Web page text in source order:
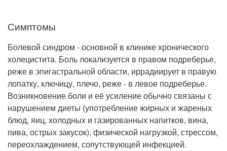
Симптомы
Болевой синдром - основной в клинике хронического
холецистита. Боль локализуется в правом подреберье,
реже в эпигастральной области, иррадиирует в правую
лопатку, ключицу, плечо, реже - в левое подреберье.
Возникновение боли и её усиление обычно связаны с
нарушением диеты (употребление жирных и жареных
блюд, яиц, холодных и газированных напитков, вина,
пива, острых закусок), физической нагрузкой, стрессом,
переохлаждением, сопутствующей инфекцией.